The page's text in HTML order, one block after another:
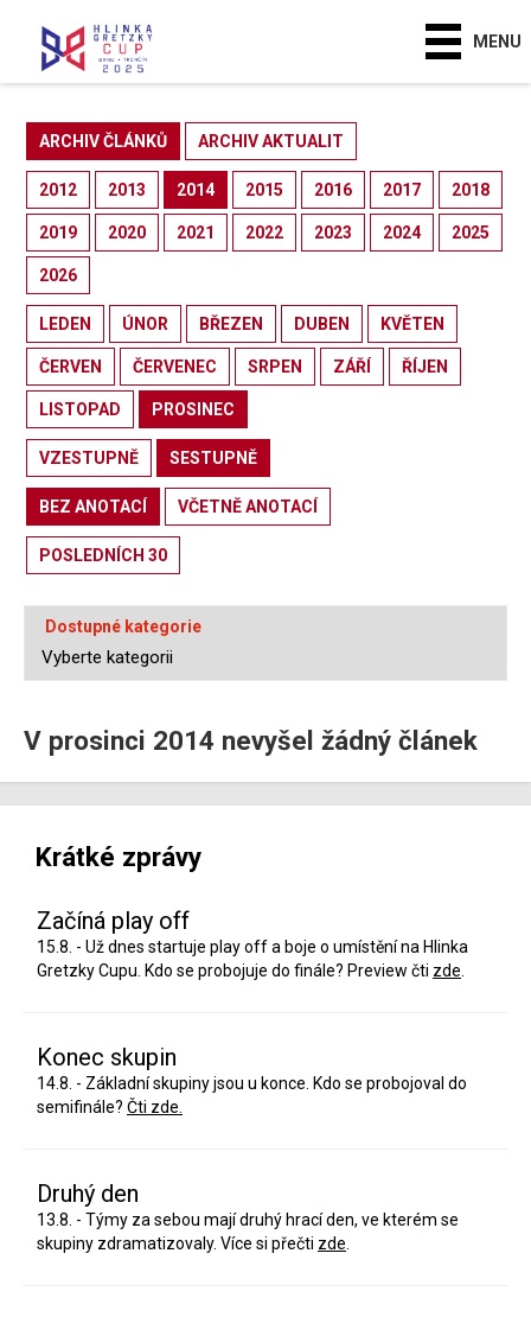
MENU
ARCHIV ČLÁNKŮ ARCHIV AKTUALIT
2012 2013 2014 2015 2016 2017 2018
2019 2020 2021 2022 2023 2024 2025
2026
LEDEN ÚNOR BŘEZEN DUBEN KVĚTEN
ČERVEN ČERVENEC SRPEN ZÁŘÍ ŘÍJEN
LISTOPAD PROSINEC
VZESTUPNĚ SESTUPNĚ
BEZ ANOTACÍ VČETNĚ ANOTACÍ
POSLEDNÍCH 30
Dostupné kategorie
V prosinci 2014 nevyšel žádný článek
Krátké zprávy
Začíná play off
15.8. - Už dnes startuje play off a boje o umístění na Hlinka
Gretzky Cupu. Kdo se probojuje do finále? Preview čti zde.
Konec skupin
14.8. - Základní skupiny jsou u konce. Kdo se probojoval do
semifinále? Čti zde.
Druhý den
13.8. - Týmy za sebou mají druhý hrací den, ve kterém se
skupiny zdramatizovaly. Více si přečti zde.